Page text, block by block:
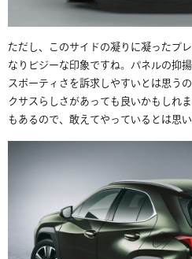
ただし、このサイドの凝りに凝ったプ
なりビジーな印象ですね。パネルの抑
スポーティさを訴求しやすいとは思う
クサスらしさがあっても良いかもしれ
もあるので、敢えてやっているとは思い